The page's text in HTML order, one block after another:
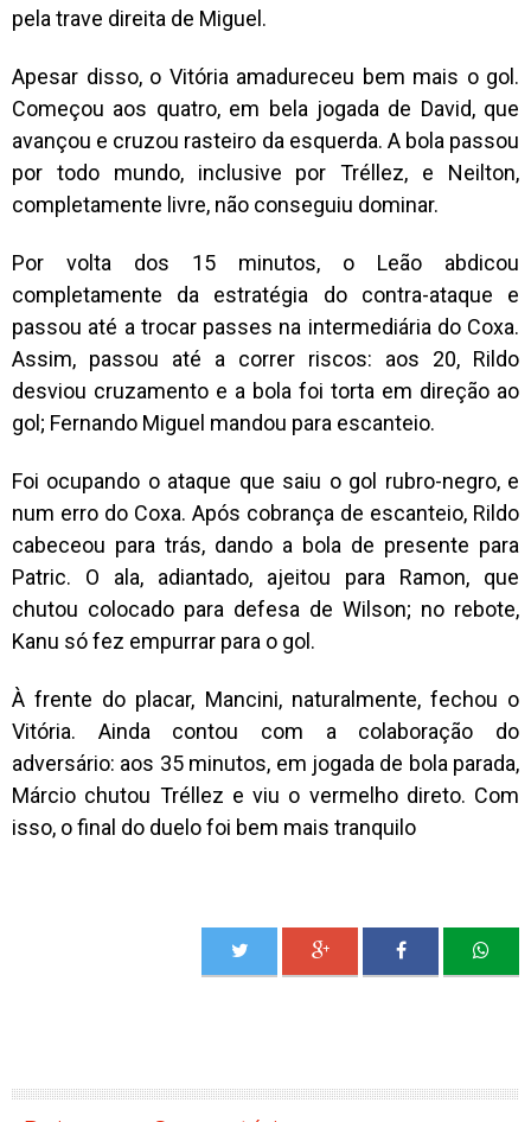
pela trave direita de Miguel.
Apesar disso, o Vitória amadureceu bem mais o gol.
Começou aos quatro, em bela jogada de David, que
avançou e cruzou rasteiro da esquerda. A bola passou
por todo mundo, inclusive por Tréllez, e Neilton,
completamente livre, não conseguiu dominar.
Por volta dos 15 minutos, o Leão abdicou
completamente da estratégia do contra-ataque e
passou até a trocar passes na intermediária do Coxa.
Assim, passou até a correr riscos: aos 20, Rildo
desviou cruzamento e a bola foi torta em direção ao
gol; Fernando Miguel mandou para escanteio.
Foi ocupando o ataque que saiu o gol rubro-negro, e
num erro do Coxa. Após cobrança de escanteio, Rildo
cabeceou para trás, dando a bola de presente para
Patric. O ala, adiantado, ajeitou para Ramon, que
chutou colocado para defesa de Wilson; no rebote,
Kanu só fez empurrar para o gol.
À frente do placar, Mancini, naturalmente, fechou o
Vitória. Ainda contou com a colaboração do
adversário: aos 35 minutos, em jogada de bola parada,
Márcio chutou Tréllez e viu o vermelho direto. Com
isso, o final do duelo foi bem mais tranquilo